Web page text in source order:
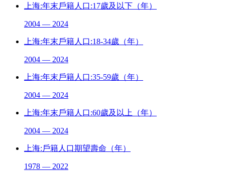
上海:年末戶籍人口:17歲及以下（年）
2004 — 2024
上海:年末戶籍人口:18-34歲（年）
2004 — 2024
上海:年末戶籍人口:35-59歲（年）
2004 — 2024
上海:年末戶籍人口:60歲及以上（年）
2004 — 2024
上海:戶籍人口期望壽命（年）
1978 — 2022